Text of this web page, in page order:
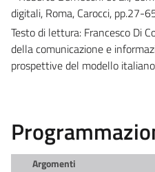
digitali, Roma, Carocci, pp.27-
Testo di lettura: Francesco Di
della comunicazione e
prospettive del modello
Argomenti